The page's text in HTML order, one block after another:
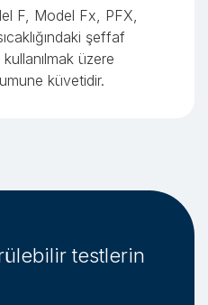
F, Model Fx, PFX,
şeffaf
üzere
küvetidir.
testlerin